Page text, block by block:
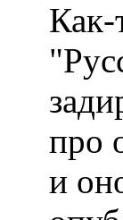
Как-
про
и